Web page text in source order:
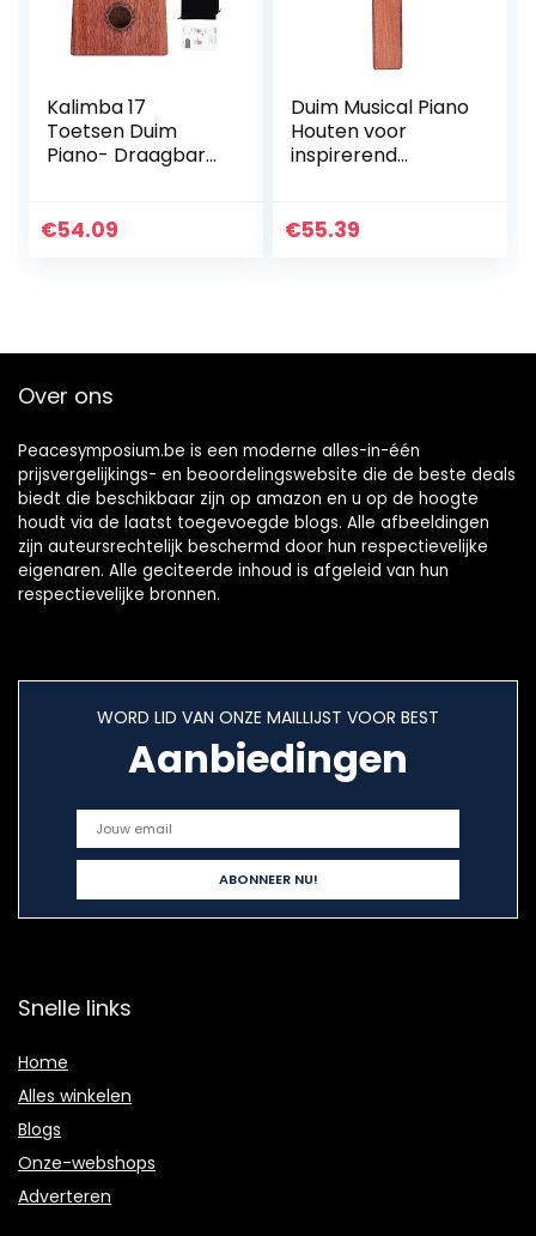
Kalimba 17
Toetsen Duim
Piano- Draagbare
body
€54.09
Duim Musical Piano
Houten voor
inspirerend
€55.39
Over ons
Peacesymposium.be is een moderne alles-in-één
prijsvergelijkings- en beoordelingswebsite die de beste deals
biedt die beschikbaar zijn op amazon en u op de hoogte
houdt via de laatst toegevoegde blogs. Alle afbeeldingen
zijn auteursrechtelijk beschermd door hun respectievelijke
eigenaren. Alle geciteerde inhoud is afgeleid van hun
respectievelijke bronnen.
WORD LID VAN ONZE MAILLIJST VOOR BEST
Aanbiedingen
Snelle links
Home
Alles winkelen
Blogs
Onze-webshops
Adverteren